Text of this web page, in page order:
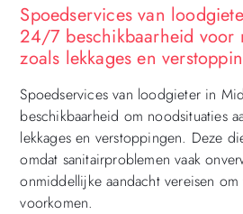
Spoedservices van
24/7 beschikbaarheid voor
zoals lekkages en
Spoedservices van loodgieter in
beschikbaarheid om noodsituaties
lekkages en verstoppingen. Deze
omdat sanitairproblemen vaak
onmiddellijke aandacht vereisen
voorkomen.